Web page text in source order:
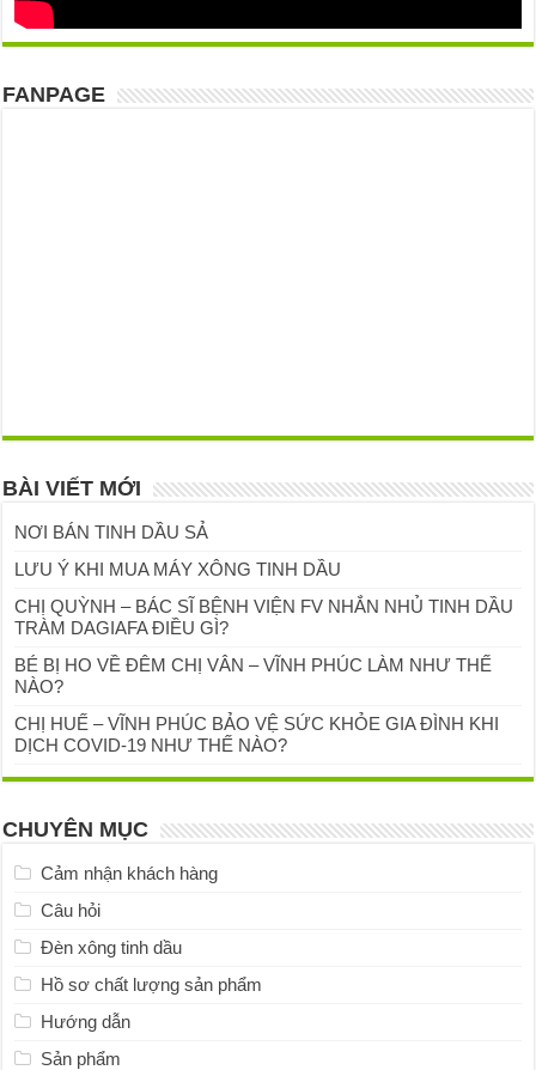
FANPAGE
BÀI VIẾT MỚI
NƠI BÁN TINH DẦU SẢ
LƯU Ý KHI MUA MÁY XÔNG TINH DẦU
CHỊ QUỲNH – BÁC SĨ BỆNH VIỆN FV NHẮN NHỦ TINH DẦU
TRÀM DAGIAFA ĐIỀU GÌ?
BÉ BỊ HO VỀ ĐÊM CHỊ VÂN – VĨNH PHÚC LÀM NHƯ THẾ
NÀO?
CHỊ HUẾ – VĨNH PHÚC BẢO VỆ SỨC KHỎE GIA ĐÌNH KHI
DỊCH COVID-19 NHƯ THẾ NÀO?
CHUYÊN MỤC
Cảm nhận khách hàng
Câu hỏi
Đèn xông tinh dầu
Hồ sơ chất lượng sản phẩm
Hướng dẫn
Sản phẩm